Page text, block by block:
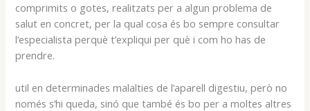
comprimits o gotes, realitzats per a algun problema de
salut en concret, per la qual cosa és bo sempre consultar
l’especialista perquè t’expliqui per què i com ho has de
prendre.
util en determinades malalties de l’aparell digestiu, però no
només s’hi queda, sinó que també és bo per a moltes altres